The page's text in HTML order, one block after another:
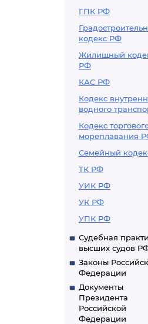
ГПК РФ
кодекс РФ
Жилищный
РФ
КАС РФ
Кодекс
водного
Кодекс
мореплавания
Семейный
ТК РФ
УИК РФ
УК РФ
УПК РФ
Судебная
высших судов
Законы
Федерации
Документы
Президента
Российской
Федерации